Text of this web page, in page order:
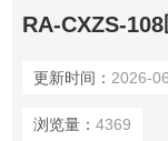
更新时间： 2026-
浏览量： 4369